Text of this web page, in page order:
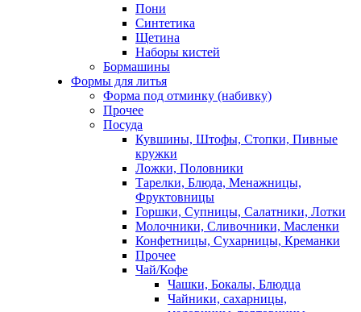
Пони
Синтетика
Щетина
Наборы кистей
Бормашины
Формы для литья
Форма под отминку (набивку)
Прочее
Посуда
Кувшины, Штофы, Стопки, Пивные
кружки
Ложки, Половники
Тарелки, Блюда, Менажницы,
Фруктовницы
Горшки, Супницы, Салатники, Лотки
Молочники, Сливочники, Масленки
Конфетницы, Сухарницы, Креманки
Прочее
Чай/Кофе
Чашки, Бокалы, Блюдца
Чайники, сахарницы,